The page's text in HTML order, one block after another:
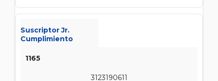
Suscriptor Jr.
Cumplimiento
1165
3123190611